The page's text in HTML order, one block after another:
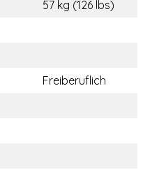
57 kg (126 lbs)
Freiberuflich